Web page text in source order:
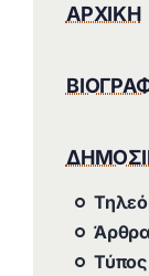
ΑΡΧΙΚΗ
Τύπος